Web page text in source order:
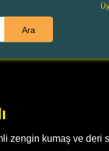
Ara
zengin kumaş ve deri